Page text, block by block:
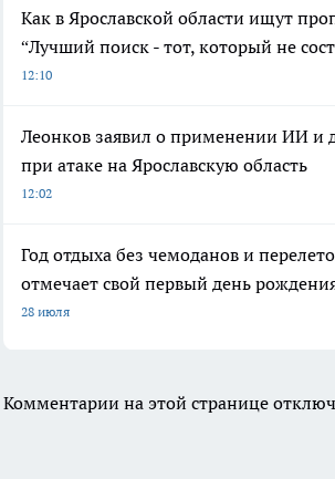
Как в Ярославской области ищут
“Лучший поиск - тот, который не
12:10
Леонков заявил о применении ИИ и
при атаке на Ярославскую область
12:02
Год отдыха без чемоданов и
отмечает свой первый день
28 июля
Комментарии на этой странице